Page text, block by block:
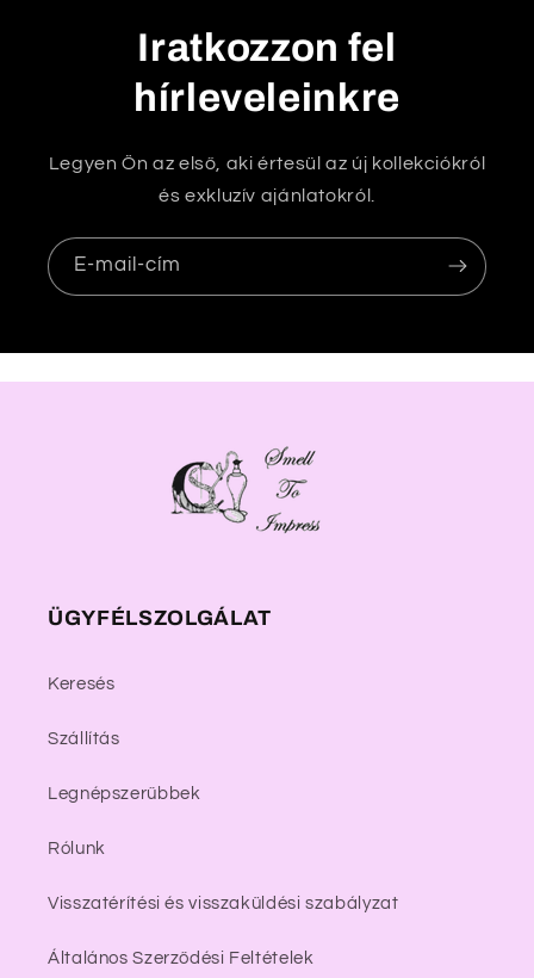
Iratkozzon fel
hírleveleinkre
Legyen Ön az első, aki értesül az új kollekciókról
és exkluzív ajánlatokról.
E-mail-cím
ÜGYFÉLSZOLGÁLAT
Keresés
Szállítás
Legnépszerűbbek
Rólunk
Visszatérítési és visszaküldési szabályzat
Általános Szerződési Feltételek